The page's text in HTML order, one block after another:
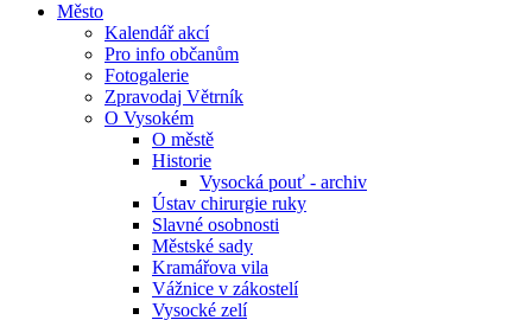
Město
Kalendář akcí
Pro info občanům
Fotogalerie
Zpravodaj Větrník
O Vysokém
O městě
Historie
Vysocká pouť - archiv
Ústav chirurgie ruky
Slavné osobnosti
Městské sady
Kramářova vila
Vážnice v zákostelí
Vysocké zelí